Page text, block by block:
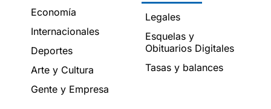
Economía
Internacionales
Deportes
Arte y Cultura
Gente y Empresa
Legales
Esquelas y
Obituarios Digitales
Tasas y balances